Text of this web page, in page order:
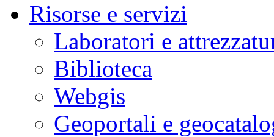
Risorse e servizi
Laboratori e
Biblioteca
Webgis
Geoportali e